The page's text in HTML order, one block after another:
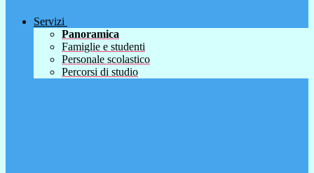
Servizi
Panoramica
Famiglie e studenti
Personale scolastico
Percorsi di studio